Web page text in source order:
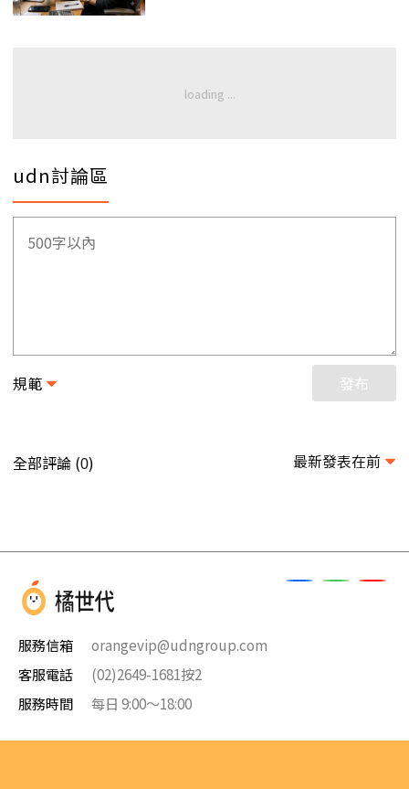
udn討論區
規範 發布
全部評論 (0) 最新發表在前
服務信箱
orangevip@udngroup.com
客服電話
(02)2649-1681按2
服務時間
每日 9:00～18:00